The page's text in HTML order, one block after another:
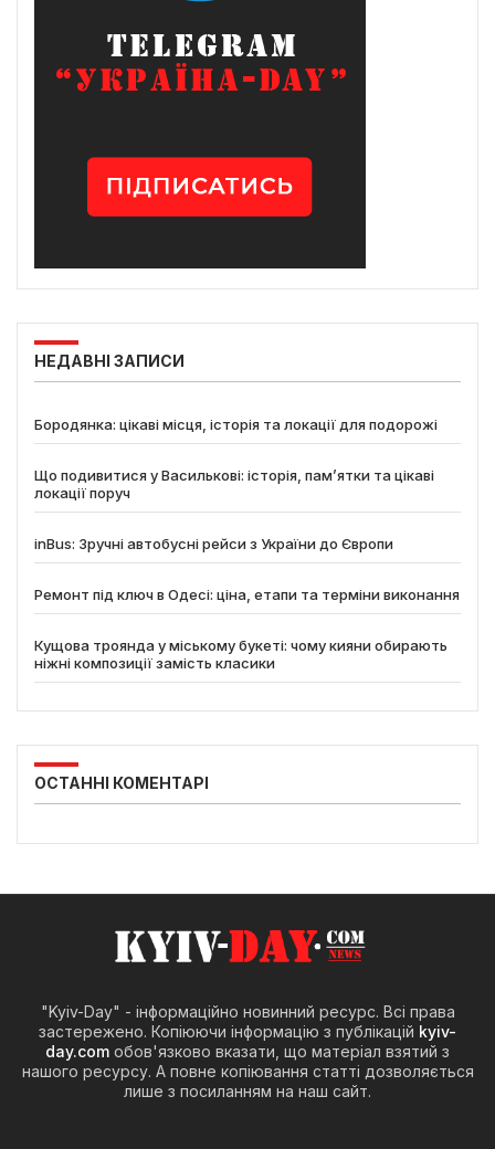
НЕДАВНІ ЗАПИСИ
Бородянка: цікаві місця, історія та локації для подорожі
Що подивитися у Василькові: історія, пам’ятки та цікаві
локації поруч
inBus: Зручні автобусні рейси з України до Європи
Ремонт під ключ в Одесі: ціна, етапи та терміни виконання
Кущова троянда у міському букеті: чому кияни обирають
ніжні композиції замість класики
ОСТАННІ КОМЕНТАРІ
"Kyiv-Day" - інформаційно новинний ресурс. Всі права
застережено. Копіюючи інформацію з публікацій kyiv-
day.com обов'язково вказати, що матеріал взятий з
нашого ресурсу. А повне копіювання статті дозволяється
лише з посиланням на наш сайт.